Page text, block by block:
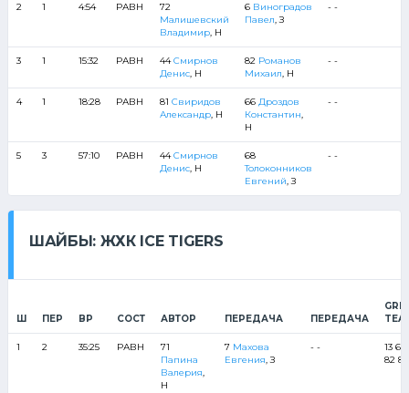
2 1 4:54 РАВН
72
Малишевский
Владимир, Н
6 Виноградов
Павел, З
- -
3 1 15:32 РАВН 44Смирнов
Денис, Н
82 Романов
Михаил, Н
- -
4 1 18:28 РАВН 81 Свиридов
Александр, Н
66 Дроздов
Константин,
Н
- -
5 3 57:10 РАВН 44Смирнов
Денис, Н
68
Толоконников
Евгений, З
- -
ШАЙБЫ: ЖХК ICE TIGERS
Ш ПЕР ВР СОСТ АВТОР ПЕРЕДАЧА ПЕРЕДАЧА
1 2 35:25 РАВН
71
Папина
Валерия,
Н
7 Махова
Евгения, З
- -
13 66
82 85